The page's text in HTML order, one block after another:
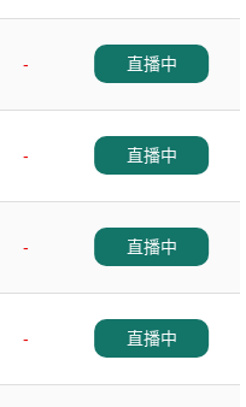
-
直播中
-
直播中
-
直播中
-
直播中